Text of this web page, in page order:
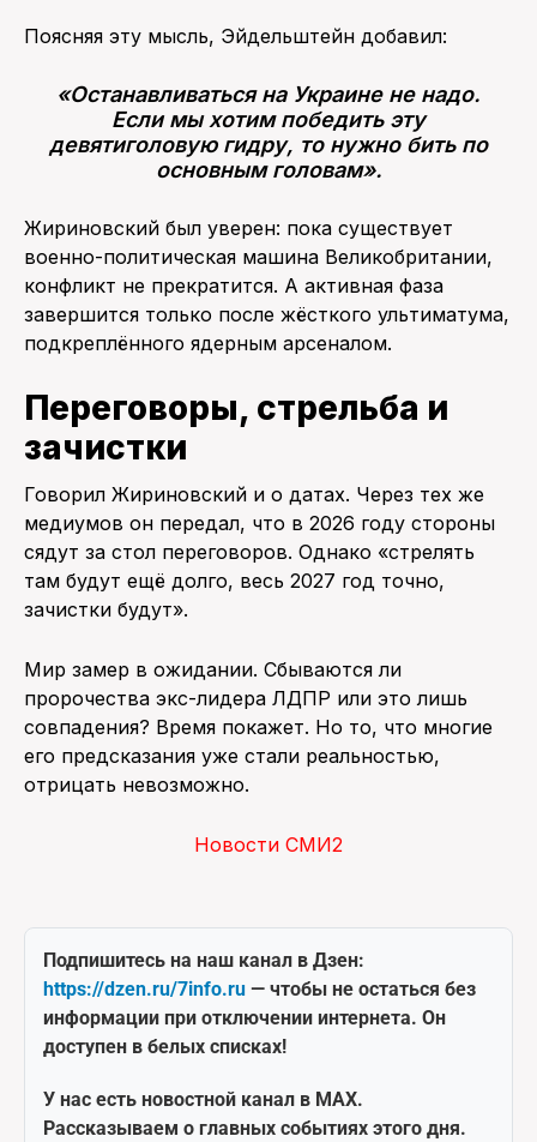
Поясняя эту мысль, Эйдельштейн добавил:
«Останавливаться на Украине не надо.
Если мы хотим победить эту
девятиголовую гидру, то нужно бить по
основным головам».
Жириновский был уверен: пока существует
военно-политическая машина Великобритании,
конфликт не прекратится. А активная фаза
завершится только после жёсткого ультиматума,
подкреплённого ядерным арсеналом.
Переговоры, стрельба и
зачистки
Говорил Жириновский и о датах. Через тех же
медиумов он передал, что в 2026 году стороны
сядут за стол переговоров. Однако «стрелять
там будут ещё долго, весь 2027 год точно,
зачистки будут».
Мир замер в ожидании. Сбываются ли
пророчества экс-лидера ЛДПР или это лишь
совпадения? Время покажет. Но то, что многие
его предсказания уже стали реальностью,
отрицать невозможно.
Новости СМИ2
Подпишитесь на наш канал в Дзен:
https://dzen.ru/7info.ru — чтобы не остаться без
информации при отключении интернета. Он
доступен в белых списках!
У нас есть новостной канал в MAX.
Рассказываем о главных событиях этого дня.